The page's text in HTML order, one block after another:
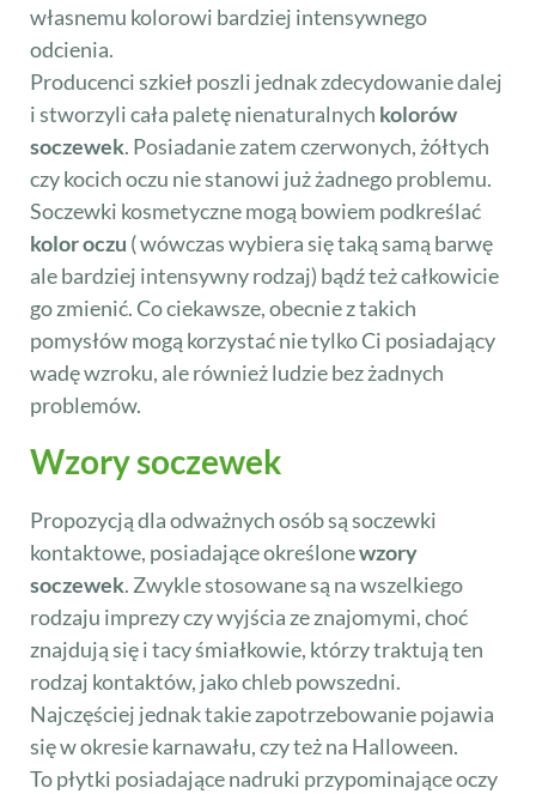
własnemu kolorowi bardziej intensywnego
odcienia.
Producenci szkieł poszli jednak zdecydowanie dalej
i stworzyli cała paletę nienaturalnych kolorów
soczewek. Posiadanie zatem czerwonych, żółtych
czy kocich oczu nie stanowi już żadnego problemu.
Soczewki kosmetyczne mogą bowiem podkreślać
kolor oczu ( wówczas wybiera się taką samą barwę
ale bardziej intensywny rodzaj) bądź też całkowicie
go zmienić. Co ciekawsze, obecnie z takich
pomysłów mogą korzystać nie tylko Ci posiadający
wadę wzroku, ale również ludzie bez żadnych
problemów.
Wzory soczewek
Propozycją dla odważnych osób są soczewki
kontaktowe, posiadające określonewzory
soczewek. Zwykle stosowane są na wszelkiego
rodzaju imprezy czy wyjścia ze znajomymi, choć
znajdują się i tacy śmiałkowie, którzy traktują ten
rodzaj kontaktów, jako chleb powszedni.
Najczęściej jednak takie zapotrzebowanie pojawia
się w okresie karnawału, czy też na Halloween.
To płytki posiadające nadruki przypominające oczy